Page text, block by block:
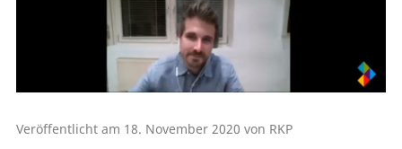
Veröffentlicht am 18. November 2020 von RKP